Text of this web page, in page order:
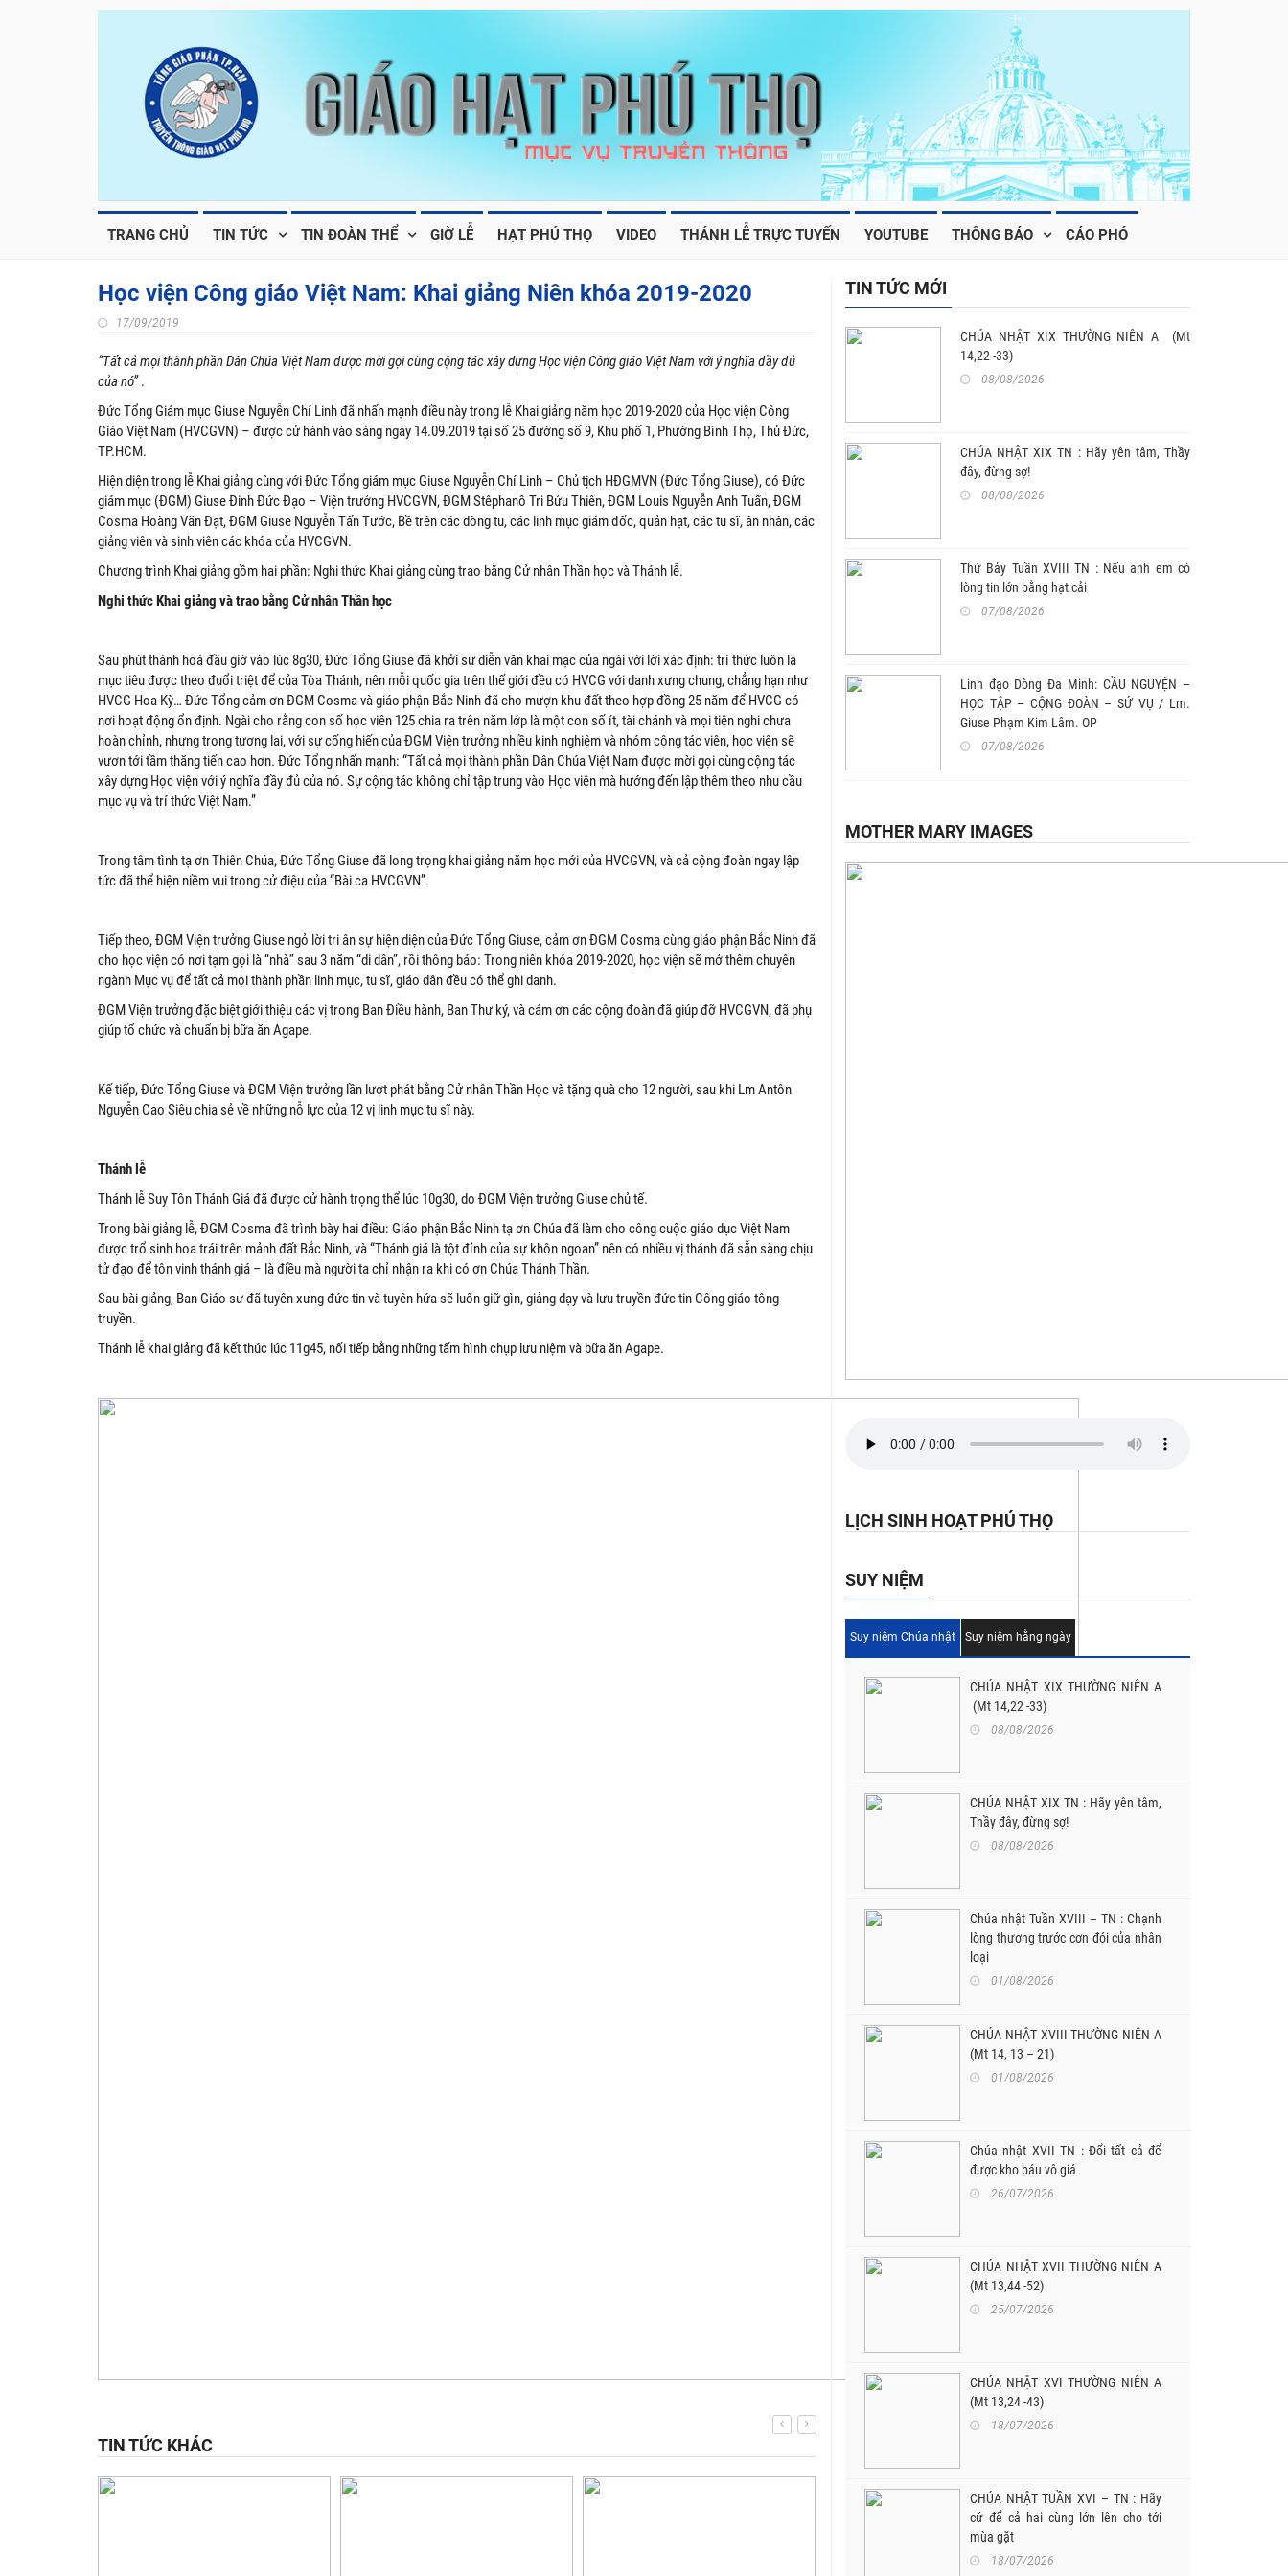
TRANG CHỦ TIN TỨC TIN ĐOÀN THỂ GIỜ LỄ HẠT PHÚ THỌ VIDEO THÁNH LỄ TRỰC TUYẾN YOUTUBE THÔNG BÁO CÁO PHÓ
Học viện Công giáo Việt Nam: Khai giảng Niên khóa 2019-2020
17/09/2019
“Tất cả mọi thành phần Dân Chúa Việt Nam được mời gọi cùng cộng tác xây dựng Học viện Công giáo Việt Nam với ý nghĩa đầy đủ
của nó”.
Đức Tổng Giám mục Giuse Nguyễn Chí Linh đã nhấn mạnh điều này trong lễ Khai giảng năm học 2019-2020 của Học viện Công
Giáo Việt Nam (HVCGVN) – được cử hành vào sáng ngày 14.09.2019 tại số 25 đường số 9, Khu phố 1, Phường Bình Thọ, Thủ Đức,
TP.HCM.
Hiện diện trong lễ Khai giảng cùng với Đức Tổng giám mục Giuse Nguyễn Chí Linh – Chủ tịch HĐGMVN (Đức Tổng Giuse), có Đức
giám mục (ĐGM) Giuse Đinh Đức Đạo – Viện trưởng HVCGVN, ĐGM Stêphanô Tri Bửu Thiên, ĐGM Louis Nguyễn Anh Tuấn, ĐGM
Cosma Hoàng Văn Đạt, ĐGM Giuse Nguyễn Tấn Tước, Bề trên các dòng tu, các linh mục giám đốc, quản hạt, các tu sĩ, ân nhân, các
giảng viên và sinh viên các khóa của HVCGVN.
Chương trình Khai giảng gồm hai phần: Nghithức Khai giảng cùng trao bằng Cử nhân Thần học và Thánh lễ.
Nghi thức Khai giảng và trao bằng Cử nhân Thần học
Sau phút thánh hoá đầu giờ vào lúc 8g30, Đức Tổng Giuse đã khởi sự diễn văn khai mạc của ngài với lời xác định: trí thức luôn là
mục tiêu được theo đuổi triệt để của Tòa Thánh, nên mỗi quốc gia trên thế giới đều có HVCG với danh xưng chung, chẳng hạn như
HVCG Hoa Kỳ… Đức Tổng cảm ơn ĐGM Cosma và giáo phận Bắc Ninh đã cho mượn khu đất theo hợp đồng 25 năm để HVCG có
nơi hoạt động ổn định. Ngài cho rằng con số học viên 125 chia ra trên năm lớp là một con số ít, tài chánh và mọi tiện nghi chưa
hoàn chỉnh, nhưng trong tương lai, với sự cống hiến của ĐGM Viện trưởng nhiều kinh nghiệm và nhóm cộng tác viên, học viện sẽ
vươn tới tầm thăng tiến cao hơn. Đức Tổng nhấn mạnh: “Tất cả mọi thành phần Dân Chúa Việt Nam được mời gọi cùng cộng tác
xây dựng Học viện với ý nghĩa đầy đủ của nó. Sự cộng tác không chỉ tập trung vào Học viện mà hướng đến lập thêm theo nhu cầu
mục vụ và trí thức Việt Nam.”
Trong tâm tình tạ ơn Thiên Chúa, Đức Tổng Giuse đã long trọng khai giảng năm học mới của HVCGVN, và cả cộng đoàn ngay lập
tức đã thể hiện niềm vui trong cử điệu của “Bài ca HVCGVN”.
Tiếp theo, ĐGM Viện trưởng Giuse ngỏ lời tri ân sự hiện diện của Đức Tổng Giuse, cảm ơn ĐGM Cosma cùng giáo phận Bắc Ninh đã
cho học viện có nơi tạm gọi là “nhà” sau 3 năm “di dân”, rồi thông báo: Trong niên khóa 2019-2020, học viện sẽ mở thêm chuyên
ngành Mục vụ để tất cả mọi thành phần linh mục, tu sĩ, giáo dân đều có thể ghi danh.
ĐGM Viện trưởng đặc biệt giới thiệu các vị trong Ban Điều hành, Ban Thư ký, và cám ơn các cộng đoàn đã giúp đỡ HVCGVN, đã phụ
giúp tổ chức và chuẩn bị bữa ăn Agape.
Kế tiếp, Đức Tổng Giuse và ĐGM Viện trưởng lần lượt phát bằng Cử nhân Thần Học và tặng quà cho 12 người, sau khi Lm Antôn
Nguyễn Cao Siêu chia sẻ về những nỗ lực của 12 vị linh mục tu sĩ này.
Thánh lễ
Thánh lễ Suy Tôn Thánh Giá đã được cử hành trọng thể lúc 10g30, do ĐGM Viện trưởng Giuse chủ tế.
Trong bài giảng lễ, ĐGM Cosma đã trình bày hai điều: Giáo phận Bắc Ninh tạ ơn Chúa đã làm cho công cuộc giáo dục Việt Nam
được trổ sinh hoa trái trên mảnh đất Bắc Ninh, và “Thánh giá là tột đỉnh của sự khôn ngoan” nên có nhiều vị thánh đã sẵn sàng chịu
tử đạo để tôn vinh thánh giá – là điều mà người ta chỉ nhận ra khi có ơn Chúa Thánh Thần.
Sau bài giảng, Ban Giáo sư đã tuyên xưng đức tin và tuyên hứa sẽ luôn giữ gìn, giảng dạy và lưu truyền đức tin Công giáo tông
truyền.
Thánh lễ khai giảng đã kết thúc lúc 11g45, nối tiếp bằng những tấm hình chụp lưu niệm và bữa ăn Agape.
TIN TỨC KHÁC
TIN TỨC MỚI
CHÚA NHẬT XIX THƯỜNG NIÊN A (Mt
14,22 -33)
08/08/2026
CHÚA NHẬT XIX TN : Hãy yên tâm, Thầy
đây, đừng sợ!
08/08/2026
Thứ Bảy Tuần XVIII TN : Nếu anh em có
lòng tin lớn bằng hạt cải
07/08/2026
Linh đạo Dòng Đa Minh: CẦU NGUYỆN –
HỌC TẬP – CỘNG ĐOÀN – SỨ VỤ / Lm.
Giuse Phạm Kim Lâm. OP
07/08/2026
MOTHER MARY IMAGES
LỊCH SINH HOẠT PHÚ THỌ
SUY NIỆM
Suy niệm Chúa nhật Suy niệm hằng ngày
CHÚA NHẬT XIX THƯỜNG NIÊN A
(Mt 14,22 -33)
08/08/2026
CHÚA NHẬT XIX TN : Hãy yên tâm,
Thầy đây, đừng sợ!
08/08/2026
Chúa nhật Tuần XVIII – TN : Chạnh
lòng thương trước cơn đói của nhân
loại
01/08/2026
CHÚA NHẬT XVIII THƯỜNG NIÊN A
(Mt 14, 13 – 21)
01/08/2026
Chúa nhật XVII TN : Đổi tất cả để
được kho báu vô giá
26/07/2026
CHÚA NHẬT XVII THƯỜNG NIÊN A
(Mt 13,44 -52)
25/07/2026
CHÚA NHẬT XVI THƯỜNG NIÊN A
(Mt 13,24 -43)
18/07/2026
CHÚA NHẬT TUẦN XVI – TN : Hãy
cứ để cả hai cùng lớn lên cho tới
mùa gặt
18/07/2026